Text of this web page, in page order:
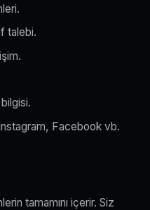
talebi.
bilgisi.
Facebook vb.
tamamını içerir. Siz